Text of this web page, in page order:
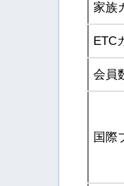
家族
ETC
会員
国際